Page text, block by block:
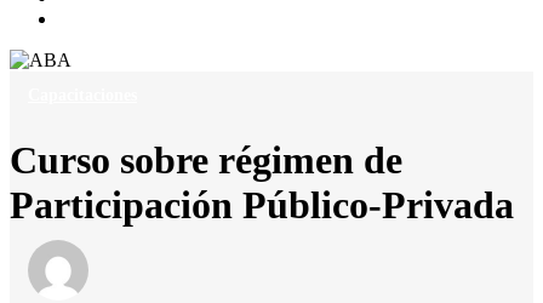
Curso sobre régimen de
Participación Público-Privada